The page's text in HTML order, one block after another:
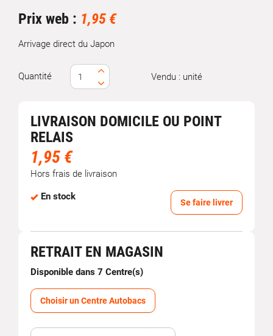
Prix web : 1,95 €
Arrivage direct du Japon
Quantité Vendu : unité
LIVRAISON DOMICILE OU POINT
RELAIS
1,95 €
Hors frais de livraison
En stock
Se faire livrer
RETRAIT EN MAGASIN
Disponible dans 7 Centre(s)
Choisir un Centre Autobacs